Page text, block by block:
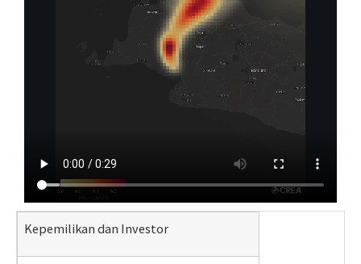
Kepemilikan dan Investor